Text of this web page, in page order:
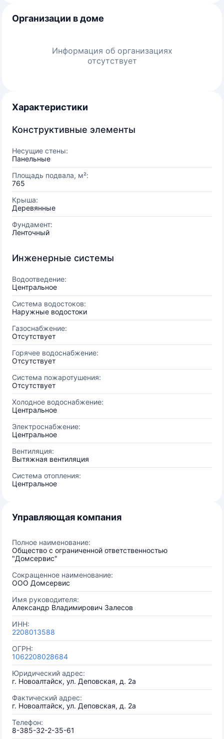
Организации в доме
Информация об организациях
отсутствует
Характеристики
Конструктивные элементы
Несущие стены:
Панельные
Площадь подвала, м²:
765
Крыша:
Деревянные
Фундамент:
Ленточный
Инженерные системы
Водоотведение:
Центральное
Система водостоков:
Наружные водостоки
Газоснабжение:
Отсутствует
Горячее водоснабжение:
Отсутствует
Система пожаротушения:
Отсутствует
Холодное водоснабжение:
Центральное
Электроснабжение:
Центральное
Вентиляция:
Вытяжная вентиляция
Система отопления:
Центральное
Управляющая компания
Полное наименование:
Общество с ограниченной ответственностью
"Домсервис"
Сокращенное наименование:
ООО Домсервис
Имя руководителя:
Александр Владимирович Залесов
ИНН:
2208013588
ОГРН:
1062208028684
Юридический адрес:
г. Новоалтайск, ул. Деповская, д. 2а
Фактический адрес:
г. Новоалтайск, ул. Деповская, д. 2а
Телефон:
8-385-32-2-35-61